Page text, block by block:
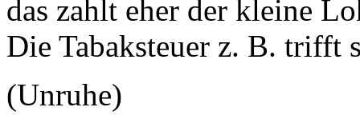
das zahlt eher der kleine
Die Tabaksteuer z. B. trifft
(Unruhe)